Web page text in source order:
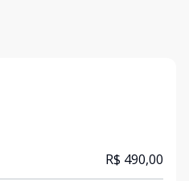
R$ 490,00